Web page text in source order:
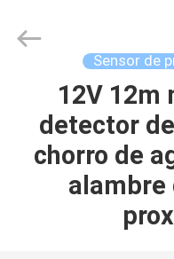
HOGAR
PRODUCTOS
NOSOTROS
industrial
Supplier.
(Hunan)
Sensor de
12V 12m
detector
chorro de
alambre